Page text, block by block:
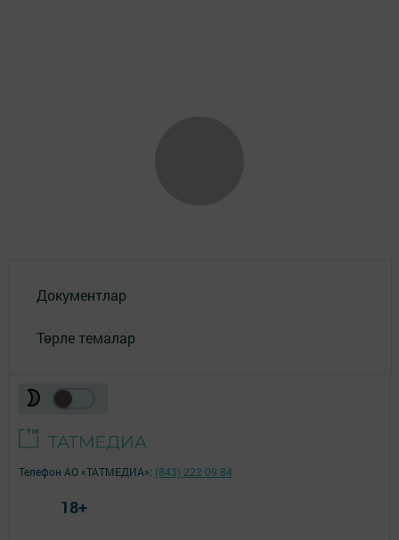
Документлар
Төрле темалар
Телефон АО «ТАТМЕДИА»: (843) 222 09 84
18+